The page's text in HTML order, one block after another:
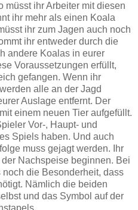
müsst ihr Arbeiter mit diesen
ihr mehr als einen Koala
ihr zum Jagen auch noch
ihr entweder durch die
andere Koalas in eurer
Voraussetzungen erfüllt,
gefangen. Wenn ihr
alle an der Jagd
Auslage entfernt. Der
einem neuen Tier aufgefüllt.
Vor-, Haupt- und
Spiels haben. Und auch
muss gejagt werden. Ihr
Nachspeise beginnen. Bei
die Besonderheit, dass
Nämlich die beiden
und das Symbol auf der